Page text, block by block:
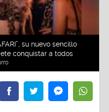
su nuevo sencillo
conquistar a todos